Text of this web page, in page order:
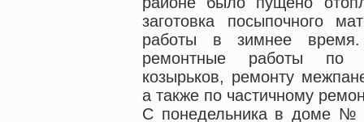
заготовка посыпочного
работы в зимнее время.
ремонтные работы по
козырьков, ремонту
а также по частичному
С понедельника в доме №